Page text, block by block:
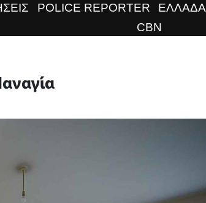
POLICE REPORTER ΕΛΛΑΔΑ
CBN